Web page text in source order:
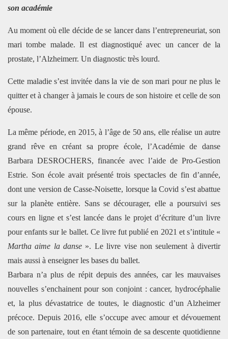
son académie
Au moment où elle décide de se lancer dans l’entrepreneuriat, son
mari tombe malade. Il est diagnostiqué avec un cancer de la
prostate, l’Alzheimerr. Un diagnostic très lourd.
Cette maladie s’est invitée dans la vie de son mari pour ne plus le
quitter et à changer à jamais le cours de son histoire et celle de son
épouse.
La même période, en 2015, à l’âge de 50 ans, elle réalise un autre
grand rêve en créant sa propre école, l’Académie de danse
Barbara DESROCHERS, financée avec l’aide de Pro-Gestion
Estrie. Son école avait présenté trois spectacles de fin d’année,
dont une version de Casse-Noisette, lorsque la Covid s’est abattue
sur la planète entière. Sans se décourager, elle a poursuivi ses
cours en ligne et s’est lancée dans le projet d’écriture d’un livre
pour enfants sur le ballet. Ce livre fut publié en 2021 et s’intitule «
Martha aime la danse ». Le livre vise non seulement à divertir
mais aussi à enseigner les bases du ballet.
Barbara n’a plus de répit depuis des années, car les mauvaises
nouvelles s’enchainent pour son conjoint : cancer, hydrocéphalie
et, la plus dévastatrice de toutes, le diagnostic d’un Alzheimer
précoce. Depuis 2016, elle s’occupe avec amour et dévouement
de son partenaire, tout en étant témoin de sa descente quotidienne